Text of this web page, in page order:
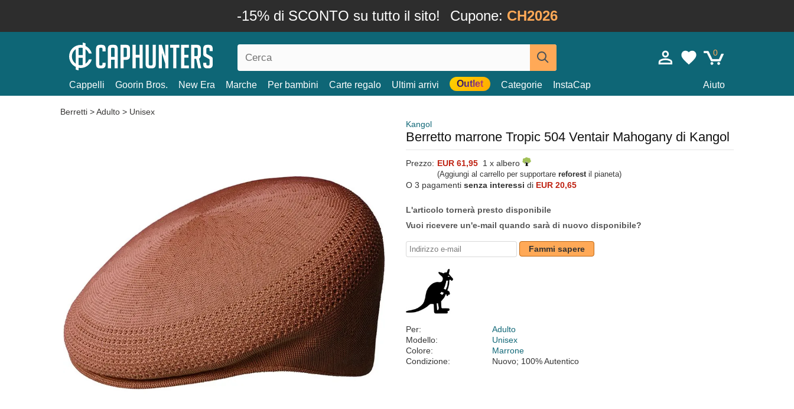
-15% di SCONTO su tutto il sito! Cupone: CH2026
0
Cappelli Goorin Bros. New Era Marche Per bambini Carte regalo Ultimi arrivi Outlet Categorie InstaCap Aiuto
Berretti >Adulto > Unisex
Kangol
Berretto marrone Tropic 504 Ventair Mahogany di Kangol
Prezzo: EUR 61,95 1 x albero
(Aggiungi al carrello per supportare reforestil pianeta)
O 3 pagamenti senza interessi di EUR 20,65
L'articolo tornerà presto disponibile
Vuoi ricevere un'e-mail quando sarà di nuovo disponibile?
Fammi sapere
Per:
Adulto
Modello:
Unisex
Colore:
Marrone
Condizione:
Nuovo; 100% Autentico